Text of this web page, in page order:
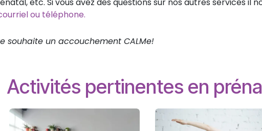
ou téléphone.
souhaite un accouchement CALMe!
Activités pertinentes en